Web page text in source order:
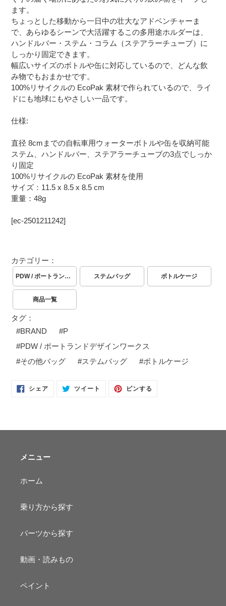
ト
に
商
品
を
追
加
す
る
ます。
ちょっとした移動から一日中の壮大なアドベンチャーま
で、あらゆるシーンで大活躍するこの多用途ホルダーは、
ハンドルバー・ステム・コラム（ステアラーチューブ）に
しっかり固定できます。
幅広いサイズのボトルや缶に対応しているので、どんな飲
み物でもおまかせです。
100%リサイクルの EcoPak 素材で作られているので、ライ
ドにも地球にもやさしい一品です。
仕様:
直径 8cmまでの自転車用ウォーターボトルや缶を収納可能
ステム、ハンドルバー、ステアラーチューブの3点でしっか
り固定
100%リサイクルの EcoPak 素材を使用
サイズ：11.5 x 8.5 x 8.5 cm
重量：48g
[ec-2501211242]
カテゴリー：
PDW / ポートランドデザインワークス ステムバッグ ボトルケージ
商品一覧
タグ：
#BRAND #P
#PDW / ポートランドデザインワークス
#その他バッグ #ステムバッグ #ボトルケージ
シェアFACEBOOKツイート
TWITTERピンする
メニュー
ホーム
乗り方から探す
パーツから探す
動画・読みもの
ペイント